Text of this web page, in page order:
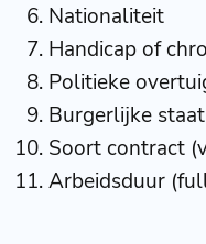
Nationaliteit
Handicap of
Politieke
Burgerlijke staat
Soort contract
Arbeidsduur